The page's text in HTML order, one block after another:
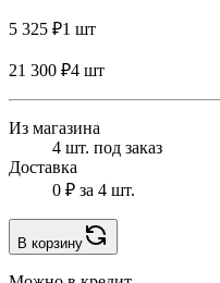
5 325 ₽1 шт
21 300 ₽4 шт
Из магазина
4 шт. под заказ
Доставка
0 ₽ за 4 шт.
В корзину